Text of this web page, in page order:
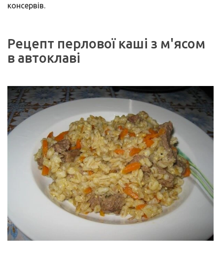
консервів.
Рецепт перлової каші з м'ясом
в автоклаві